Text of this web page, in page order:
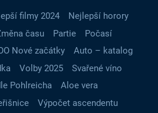
filmy 2024
Nejlepší horory
času Partie
Počasí
Nové začátky
Auto – katalog
Volby 2025
Svařené víno
Pohlreicha
Aloe vera
Výpočet ascendentu